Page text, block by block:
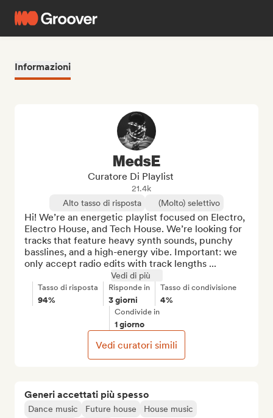
Informazioni
Generi accettati più spesso
Dance music Future house
House music
MedsE
Curatore Di Playlist
21.4k
Alto tasso di risposta
(Molto) selettivo
Hi! We’re an energetic playlist focused on Electro,
Electro House, and Tech House. We’re looking for
tracks that feature heavy synth sounds, punchy
basslines, and a high-energy vibe. Important: we
only accept radio edits with track lengths ...
Vedi di più
Tasso di risposta
94%
Risponde in
3 giorni
Tasso di condivisione
4%
Condivide in
1 giorno
Vedi curatori simili